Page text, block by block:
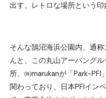
出す、レトロな場所という印
そんな鵠沼海浜公園内、通
んと、この丸山アーバング
所、㈱marukanが「Park-PFI
関わっており、日本PFIイン